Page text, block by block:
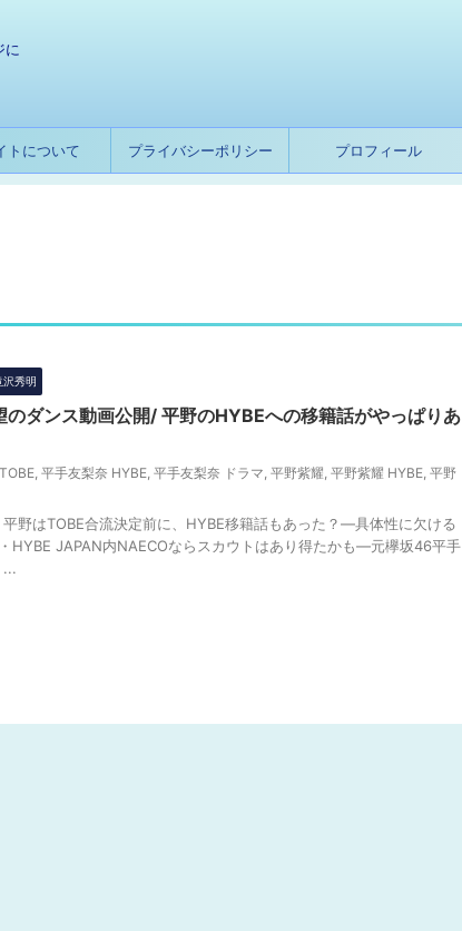
に
トについて プライバシーポリシー プロフィール
秀明
のダンス動画公開/ 平野のHYBEへの移籍話がやっぱりあ
TOBE, 平手友梨奈 HYBE, 平手友梨奈 ドラマ, 平野紫耀, 平野紫耀 HYBE, 平野
平野はTOBE合流決定前に、HYBE移籍話もあった？―具体性に欠ける
HYBE JAPAN内NAECOならスカウトはあり得たかも―元欅坂46平手
...